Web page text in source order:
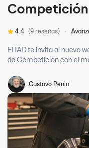
Competición
4.4 (9 reseñas)
El IAD te invita al nuevo
de Competición con el
Gustavo Penin